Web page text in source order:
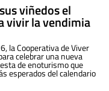
viñedos el
vivir la vendimia
la Cooperativa de Viver
celebrar una nueva
de enoturismo que
esperados del calendario